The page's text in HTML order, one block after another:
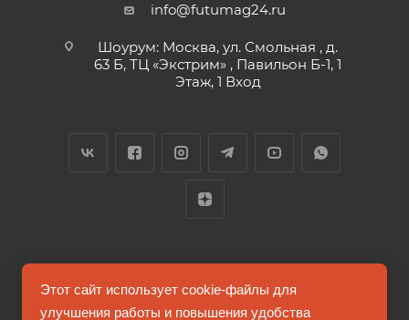
info@futumag24.ru
Шоурум: Москва, ул. Смольная , д.
63 Б, ТЦ «Экстрим» , Павильон Б-1, 1
Этаж, 1 Вход
2026 © FUTUMAG.RU
Этот сайт использует cookie-файлы для
улучшения работы и повышения удобства